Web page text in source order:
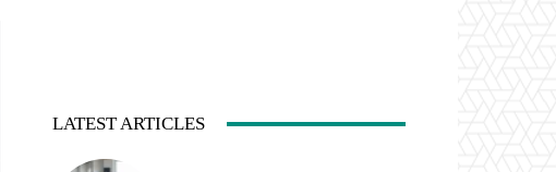
LATEST ARTICLES